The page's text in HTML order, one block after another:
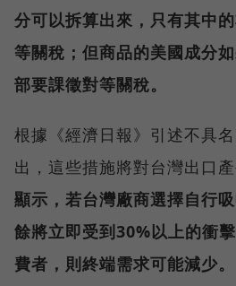
分可以拆算出來，只有其中
等關稅；但商品的美國成分
部要課徵對等關稅。
根據《經濟日報》引述不具
出，這些措施將對台灣出口
顯示，若台灣廠商選擇自行
餘將立即受到30%以上的衝
費者，則終端需求可能減少。